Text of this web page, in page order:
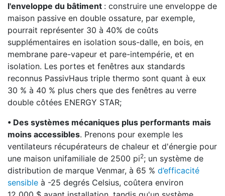
l'enveloppe du bâtiment : construire une enveloppe de
maison passive en double ossature, par exemple,
pourrait représenter 30 à 40% de coûts
supplémentaires en isolation sous-dalle, en bois, en
membrane pare-vapeur et pare-intempérie, et en
isolation. Les portes et fenêtres aux standards
reconnus PassivHaus triple thermo sont quant à eux
30 % à 40 % plus chers que des fenêtres au verre
double côtées ENERGY STAR;
• Des systèmes mécaniques plus performants mais
moins accessibles. Prenons pour exemple les
ventilateurs récupérateurs de chaleur et d'énergie pour
une maison unifamiliale de 2500 pi2; un système de
distribution de marque Venmar, à 65 % d’efficacité
sensible à -25 degrés Celsius, coûtera environ